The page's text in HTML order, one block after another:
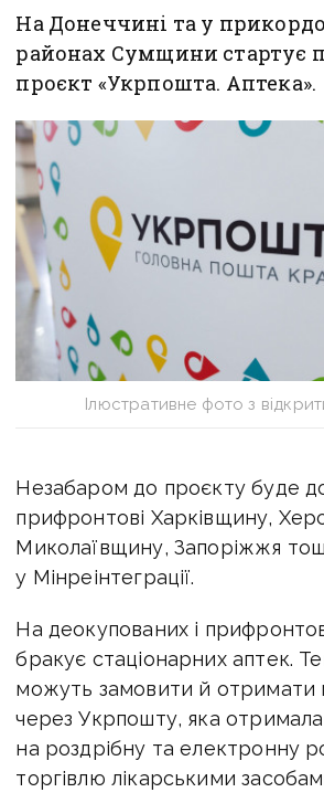
На Донеччині та у
районах Сумщини стартує
проєкт «Укрпошта. Аптека».
Ілюстративне фото з
Незабаром до проєкту буде
прифронтові Харківщину,
Миколаївщину, Запоріжжя
у Мінреінтеграції.
На деокупованих і
бракує стаціонарних аптек.
можуть замовити й отримати
через Укрпошту, яка отримала
на роздрібну та електронну
торгівлю лікарськими